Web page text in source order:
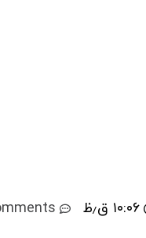
۱۰:۰۶ ق٫ظ